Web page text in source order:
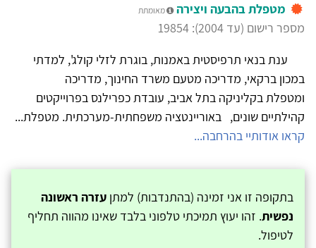
מטפלת בהבעה ויצירה מאומתת
מספר רישום (עד 2004): 19854
ענת בנאי תרפיסטית באמנות, בוגרת לזלי קולג', למדתי
במכון ברקאי, מדריכה מטעם משרד החינוך, מדריכה
ומטפלת בקליניקה בתל אביב, עובדת כפרילנס בפרוייקטים
קהילתיים שונים, באוריינטציה משפחתית-מערכתית. מטפלת...
קראו אודותיי בהרחבה...
בתקופה זו אני זמינה (בהתנדבות) למתן עזרה ראשונה
נפשית. זהו יעוץ תמיכתי טלפוני בלבד שאינו מהווה תחליף
לטיפול.